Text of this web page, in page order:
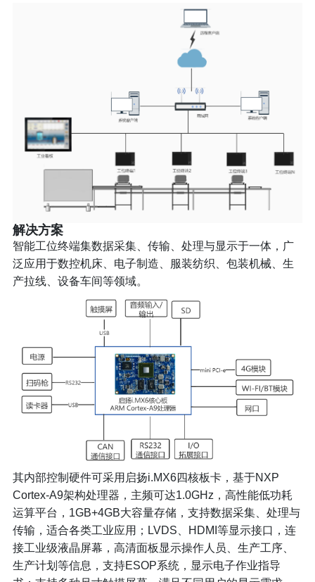
解决方案
智能工位终端集数据采集、传输、处理与显示于一体，广
泛应用于数控机床、电子制造、服装纺织、包装机械、生
产拉线、设备车间等领域。
其内部控制硬件可采用启扬i.MX6四核板卡，基于NXP
Cortex-A9架构处理器，主频可达1.0GHz，高性能低功耗
运算平台，1GB+4GB大容量存储，支持数据采集、处理与
传输，适合各类工业应用；LVDS、HDMI等显示接口，连
接工业级液晶屏幕，高清面板显示操作人员、生产工序、
生产计划等信息，支持ESOP系统，显示电子作业指导